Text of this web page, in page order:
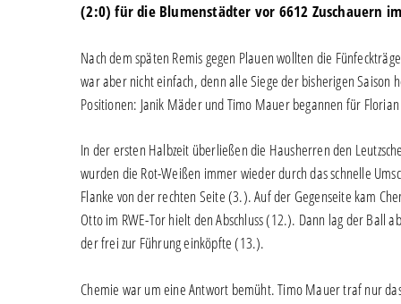
(2:0) für die Blumenstädter vor 6612 Zuschauern
Nach dem späten Remis gegen Plauen wollten die
war aber nicht einfach, denn alle Siege der bisherigen Saison
Positionen: Janik Mäder und Timo Mauer begannen für
In der ersten Halbzeit überließen die Hausherren den
wurden die Rot-Weißen immer wieder durch das schnelle
Flanke von der rechten Seite (3.). Auf der Gegenseite kam
Otto im RWE-Tor hielt den Abschluss (12.). Dann lag der Ball
der frei zur Führung einköpfte (13.).
Chemie war um eine Antwort bemüht. Timo Mauer traf nur